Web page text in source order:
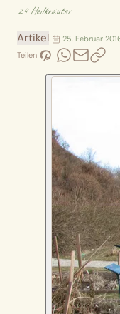
24 Heilkräuter
Artikel
25. Februar
Teilen